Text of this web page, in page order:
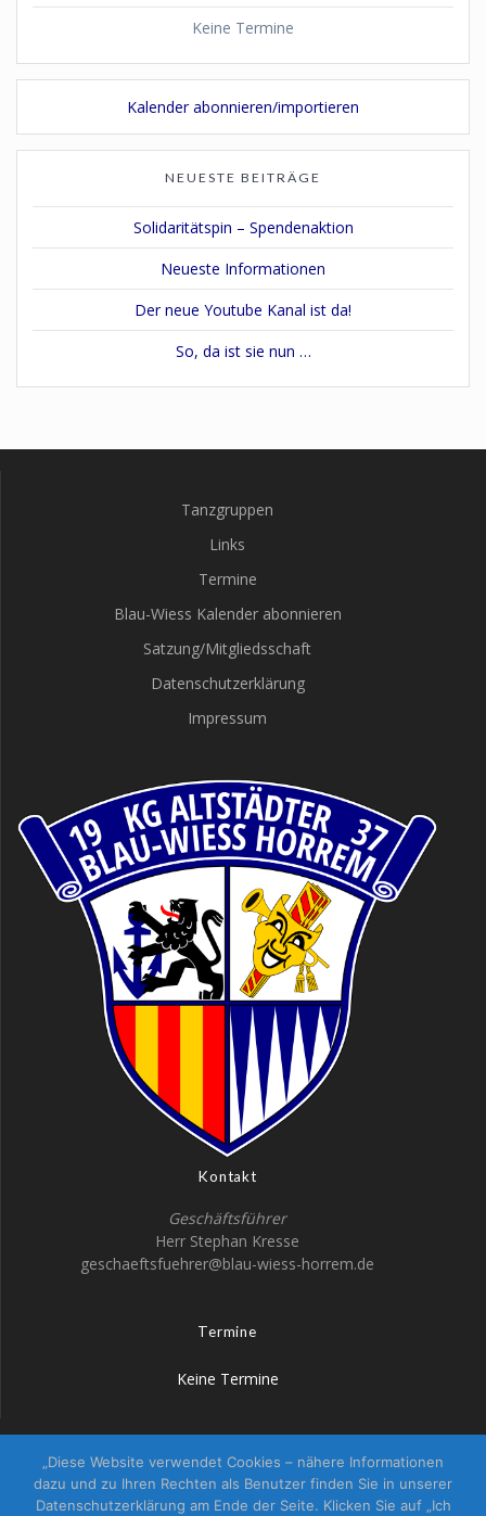
Keine Termine
Kalender abonnieren/importieren
NEUESTE BEITRÄGE
Solidaritätspin – Spendenaktion
Neueste Informationen
Der neue Youtube Kanal ist da!
So, da ist sie nun …
Tanzgruppen
Links
Termine
Blau-Wiess Kalender abonnieren
Satzung/Mitgliedsschaft
Datenschutzerklärung
Impressum
Kontakt
Geschäftsführer
Herr Stephan Kresse
geschaeftsfuehrer@blau-wiess-horrem.de
Termine
Keine Termine
KG Altstädter Blau-Wiess
„Diese Website verwendet Cookies – nähere Informationen
dazu und zu Ihren Rechten als Benutzer finden Sie in unserer
Datenschutzerklärung am Ende der Seite. Klicken Sie auf „Ich